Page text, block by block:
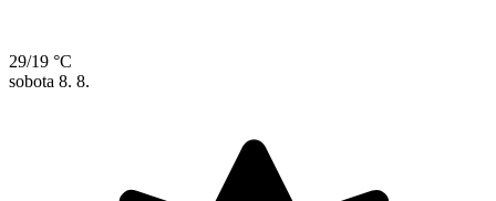
29/19 °C
sobota 8. 8.